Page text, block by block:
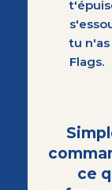
tu n'as
Flags.
ce